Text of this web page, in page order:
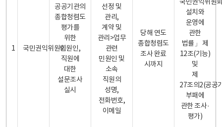
1 국민권익위원회
공공기관의
종합청렴도
평가를
위한
민원인,
직원에
대한
설문조사
실시
선정 및
관리,
계약 및
관리>업무
관련
민원인 및
소속
직원의
성명,
전화번호,
이메일
당해 연도
종합청렴도
조사 완료
시까지
국민권익위원
설치와
운영에
관한
법률」 제
12조(기능)
및
제
27조의2(공공
부패에
관한 조사·
평가)